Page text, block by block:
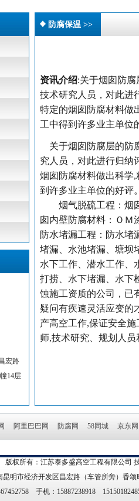
宏路
14层
防腐保温 >>
资讯介绍:关于烟囱防
技术研究人员，对此进
特定的烟囱防腐材料做
工中得到许多业主单位
关于烟囱防腐层的防
究人员，对此进行归纳
烟囱防腐材料做出科学
到许多业主单位的好评。
烟气脱硫工程：烟囱
囱内壁防腐材料：ＯＭ
防水堵漏工程：防水堵
堵漏、水池堵漏、塘坝
水下工作、潜水工作、
打捞、水下堵漏、水下
蚀施工资质的公司，已
疑问有疾速灵活应变的
产高空工作,保证安全
师,技术研究、规划人员
阿里巴巴网 防腐网 58同城 京东网
版权所有：江苏泰多盛高空工程有限公司
昆明市经济开发区昌宏路（车管所旁）香
手机：15887238918